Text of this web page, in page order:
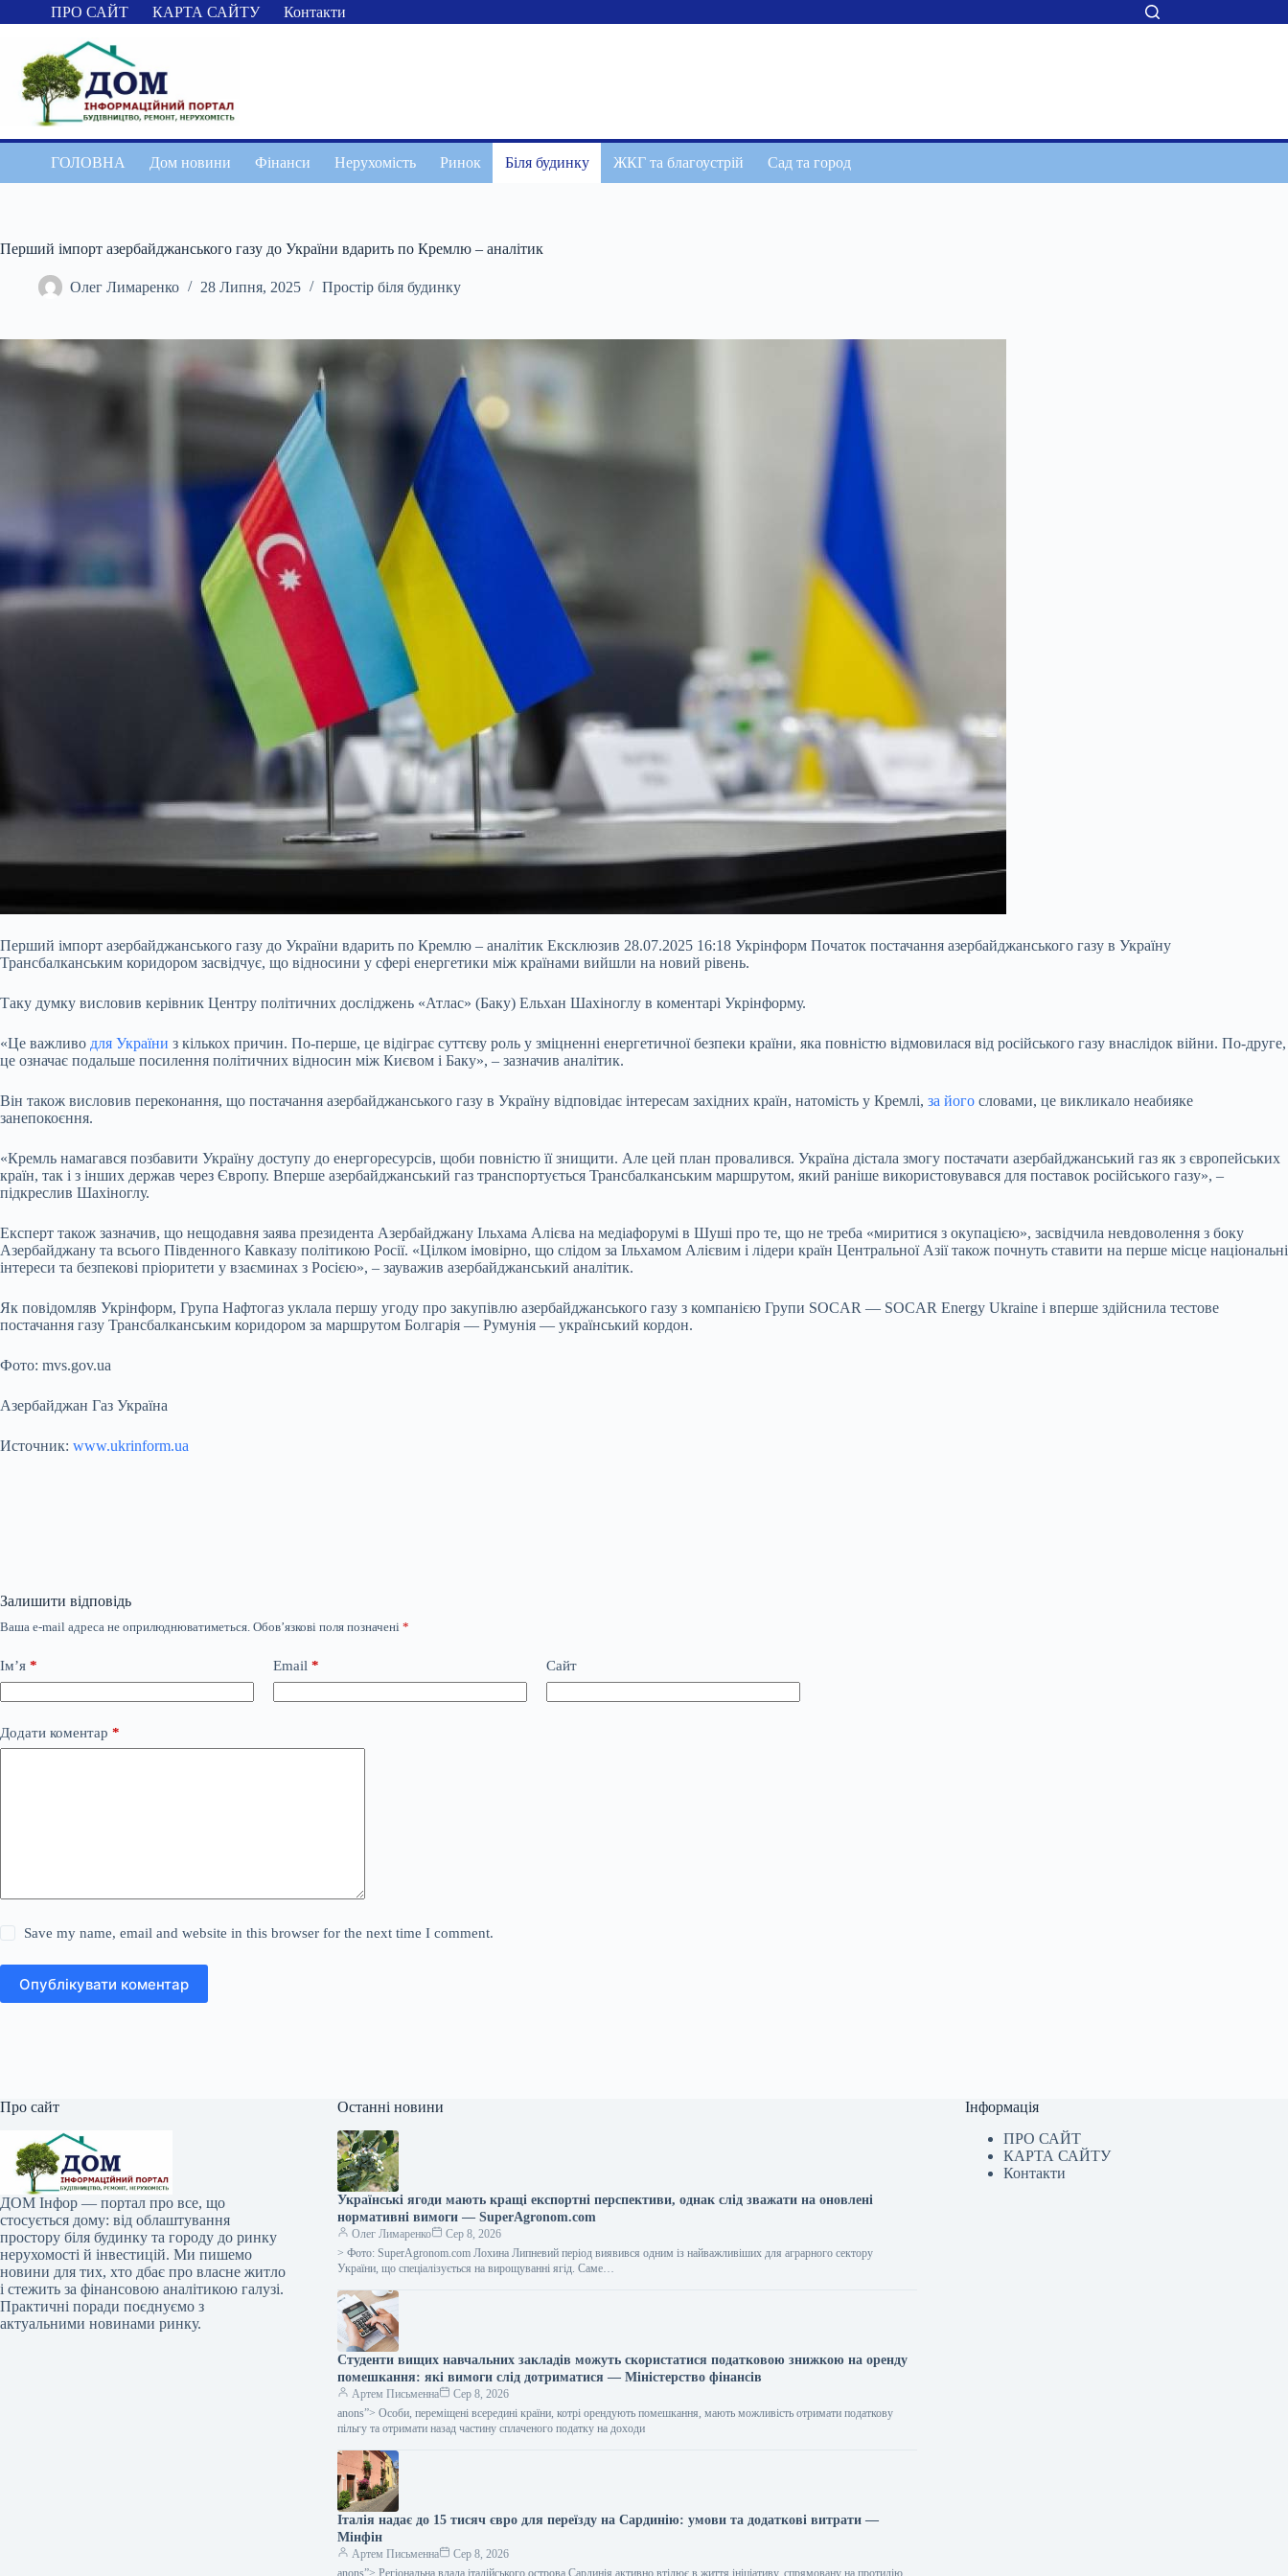
Перейти
до
ПРО САЙТ КАРТА САЙТУ Контакти
ГОЛОВНА Дом новини Фінанси Нерухомість Ринок Біля будинку ЖКГ та благоустрій Сад та город
Перший імпорт азербайджанського газу до України вдарить по Кремлю – аналітик
Олег Лимаренко 28 Липня, 2025 Простір біля будинку
Перший імпорт азербайджанського газу до України вдарить по Кремлю – аналітик Ексклюзив 28.07.2025 16:18 Укрінформ Початок постачання азербайджанського газу в Україну
Трансбалканським коридором засвідчує, що відносини у сфері енергетики між країнами вийшли на новий рівень.
Таку думку висловив керівник Центру політичних досліджень «Атлас» (Баку) Ельхан Шахіноглу в коментарі Укрінформу.
«Це важливо для України з кількох причин. По-перше, це відіграє суттєву роль у зміцненні енергетичної безпеки країни, яка повністю відмовилася від російського газу внаслідок війни. По-друге,
це означає подальше посилення політичних відносин між Києвом і Баку», – зазначив аналітик.
Він також висловив переконання, що постачання азербайджанського газу в Україну відповідає інтересам західних країн, натомість у Кремлі, за його словами, це викликало неабияке
занепокоєння.
«Кремль намагався позбавити Україну доступу до енергоресурсів, щоби повністю її знищити. Але цей план провалився. Україна дістала змогу постачати азербайджанський газ як з європейських
країн, так і з інших держав через Європу. Вперше азербайджанський газ транспортується Трансбалканським маршрутом, який раніше використовувався для поставок російського газу», –
підкреслив Шахіноглу.
Експерт також зазначив, що нещодавня заява президента Азербайджану Ільхама Алієва на медіафорумі в Шуші про те, що не треба «миритися з окупацією», засвідчила невдоволення з боку
Азербайджану та всього Південного Кавказу політикою Росії. «Цілком імовірно, що слідом за Ільхамом Алієвим і лідери країн Центральної Азії також почнуть ставити на перше місце національні
інтереси та безпекові пріоритети у взаєминах з Росією», – зауважив азербайджанський аналітик.
Як повідомляв Укрінформ, Група Нафтогаз уклала першу угоду про закупівлю азербайджанського газу з компанією Групи SOCAR — SOCAR Energy Ukraine і вперше здійснила тестове
постачання газу Трансбалканським коридором за маршрутом Болгарія — Румунія — український кордон.
Фото: mvs.gov.ua
Азербайджан Газ Україна
Источник: www.ukrinform.ua
Залишити відповідь
Ваша e-mail адреса не оприлюднюватиметься. Обов’язкові поля позначені *
Ім’я * Email * Сайт
Додати коментар *
Save my name, email and website in this browser for the next time I comment.
Опублікувати коментар
Про сайт
ДОМ Інфор — портал про все, що
стосується дому: від облаштування
простору біля будинку та городу до ринку
нерухомості й інвестицій. Ми пишемо
новини для тих, хто дбає про власне житло
і стежить за фінансовою аналітикою галузі.
Практичні поради поєднуємо з
актуальними новинами ринку.
Останні новини
Українські ягоди мають кращі експортні перспективи, однак слід зважати на оновлені
нормативні вимоги — SuperAgronom.com
Олег Лимаренко
Сер 8, 2026
> Фото: SuperAgronom.com Лохина Липневий період виявився одним із найважливіших для аграрного сектору
України, що спеціалізується на вирощуванні ягід. Саме…
Студенти вищих навчальних закладів можуть скористатися податковою знижкою на оренду
помешкання: які вимоги слід дотриматися — Міністерство фінансів
Артем Письменна
Сер 8, 2026
anons”> Особи, переміщені всередині країни, котрі орендують помешкання, мають можливість отримати податкову
пільгу та отримати назад частину сплаченого податку на доходи
Італія надає до 15 тисяч євро для переїзду на Сардинію: умови та додаткові витрати —
Мінфін
Артем Письменна
Сер 8, 2026
anons”> Регіональна влада італійського острова Сардинія активно втілює в життя ініціативу, спрямовану на протидію
Інформація
ПРО САЙТ
КАРТА САЙТУ
Контакти